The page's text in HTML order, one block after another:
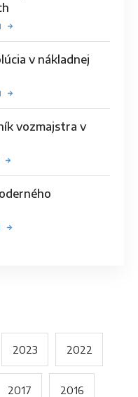
v nákladnej
vozmajstra v
2023 2022
2017 2016